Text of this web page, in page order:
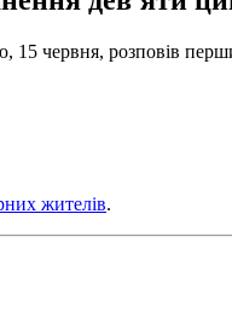
15 червня, розповів
жителів.